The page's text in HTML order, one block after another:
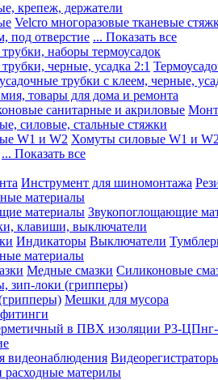
крепеж, держатели
Velcro многоразовые тканевые
под отверстие ... Показать все
наборы термоусадок
черные, усадка 2:1
трубки с клеем, черные,
товары для дома и ремонта
санитарные и акриловые
силовые, стальные стяжки
W1 и W2 Хомуты силовые W1 и W2
... Показать все
Инструмент для шиномонтажа
материалы
материалы Звукопоглощающие
клавиши, выключатели
Индикаторы Выключатели
материалы
Медные смазки Силиконовые
зип-локи (грипперы)
Мешки для мусора
в ПВХ изоляции Р3-
видеонаблюдения
материлы